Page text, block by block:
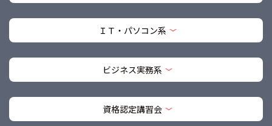
ＩＴ・パソコン系
ビジネス実務系
資格認定講習会